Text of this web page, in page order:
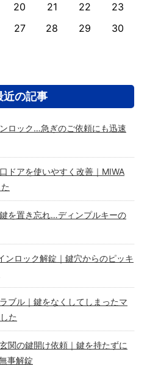
20 21 22
23
27 28 29
30
近の記事
ロック…急ぎのご依頼にも迅速
ドアを使いやすく改善｜MIWA
を置き忘れ…ディンプルキーの
ンロック解錠｜鍵穴からのピッキ
ブル｜鍵をなくしてしまったマ
た
関の鍵開け依頼｜鍵を持たずに
事解錠